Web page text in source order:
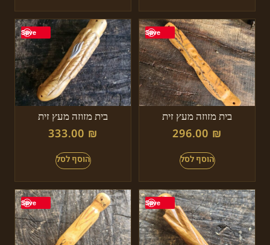
Save
בית מזוזה מעץ זית
296.00 ₪
Save
בית מזוזה מעץ זית
333.00 ₪
Save
Save